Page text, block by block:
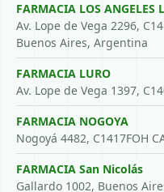
FARMACIA LOS ANGELES
Av. Lope de Vega 2296,
Buenos Aires, Argentina
FARMACIA LURO
Av. Lope de Vega 1397,
FARMACIA NOGOYA
Nogoyá 4482, C1417FOH
FARMACIA San Nicolás
Gallardo 1002, Buenos